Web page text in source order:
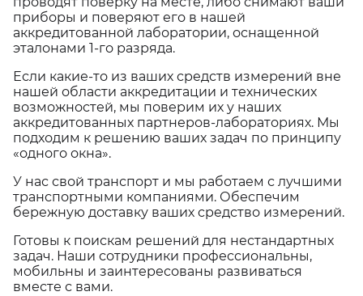
приборы и поверяют его в нашей
аккредитованной лаборатории, оснащенной
эталонами 1-го разряда.
Если какие-то из ваших средств измерений вне
нашей области аккредитации и технических
возможностей, мы поверим их у наших
аккредитованных партнеров-лабораториях. Мы
подходим к решению ваших задач по принципу
«одного окна».
У нас свой транспорт и мы работаем с лучшими
транспортными компаниями. Обеспечим
бережную доставку ваших средство измерений.
Готовы к поискам решений для нестандартных
задач. Наши сотрудники профессиональны,
мобильны и заинтересованы развиваться
вместе с вами.